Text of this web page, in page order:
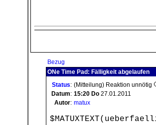
Bezug
ONe Time Pad: Fälligkeit abgelaufen
Status: (Mitteilung) Reaktion unnötig
Datum: 15:20 Do 27.01.2011
Autor: matux